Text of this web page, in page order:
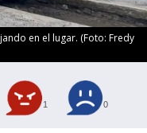
en el lugar. (Foto: Fredy
1 0